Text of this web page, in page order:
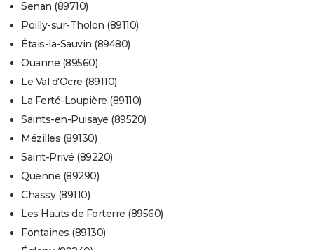
Senan (89710)
Poilly-sur-Tholon (89110)
Étais-la-Sauvin (89480)
Ouanne (89560)
Le Val d'Ocre (89110)
La Ferté-Loupière (89110)
Saints-en-Puisaye (89520)
Mézilles (89130)
Saint-Privé (89220)
Quenne (89290)
Chassy (89110)
Les Hauts de Forterre (89560)
Fontaines (89130)